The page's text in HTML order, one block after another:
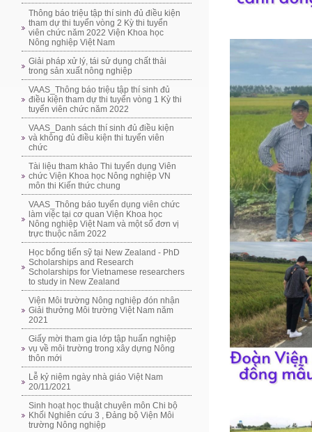
Thông báo triệu tập thí sinh đủ điều kiện
tham dự thi tuyển vòng 2 Kỳ thi tuyển
viên chức năm 2022 Viện Khoa học
Nông nghiệp Việt Nam
Giải pháp xử lý, tái sử dụng chất thải
trong sản xuất nông nghiệp
VAAS_Thông báo triệu tập thí sinh đủ
điều kiện tham dự thi tuyển vòng 1 Kỳ thi
tuyển viên chức năm 2022
VAAS_Danh sách thí sinh đủ điều kiện
và không đủ điều kiện thi tuyển viên
chức
Tài liệu tham khảo Thi tuyển dụng Viên
chức Viện Khoa học Nông nghiệp VN
môn thi Kiến thức chung
VAAS_Thông báo tuyển dụng viên chức
làm việc tại cơ quan Viện Khoa học
Nông nghiệp Việt Nam và một số đơn vị
trực thuộc năm 2022
Học bổng tiến sỹ tại New Zealand - PhD
Scholarships and Research
Scholarships for Vietnamese researchers
to study in New Zealand
Viện Môi trường Nông nghiệp đón nhận
Giải thưởng Môi trường Việt Nam năm
2021
Giấy mời tham gia lớp tập huấn nghiệp
vụ về môi trường trong xây dựng Nông
thôn mới
Lễ kỷ niệm ngày nhà giáo Việt Nam
20/11/2021
Sinh hoạt học thuật chuyên môn Chi bộ
Khối Nghiên cứu 3 , Đảng bộ Viện Môi
trường Nông nghiệp